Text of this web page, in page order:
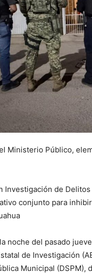
Ministerio Público,
Investigación de
conjunto para
noche del pasado
de Investigación
Municipal (DSPM),